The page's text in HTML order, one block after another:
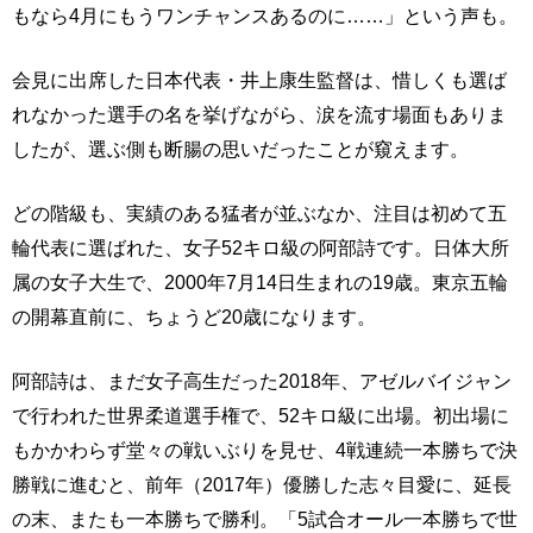
もなら4月にもうワンチャンスあるのに……」という声も。
会見に出席した日本代表・井上康生監督は、惜しくも選ば
れなかった選手の名を挙げながら、涙を流す場面もありま
したが、選ぶ側も断腸の思いだったことが窺えます。
どの階級も、実績のある猛者が並ぶなか、注目は初めて五
輪代表に選ばれた、女子52キロ級の阿部詩です。日体大所
属の女子大生で、2000年7月14日生まれの19歳。東京五輪
の開幕直前に、ちょうど20歳になります。
阿部詩は、まだ女子高生だった2018年、アゼルバイジャン
で行われた世界柔道選手権で、52キロ級に出場。初出場に
もかかわらず堂々の戦いぶりを見せ、4戦連続一本勝ちで決
勝戦に進むと、前年（2017年）優勝した志々目愛に、延長
の末、またも一本勝ちで勝利。「5試合オール一本勝ちで世